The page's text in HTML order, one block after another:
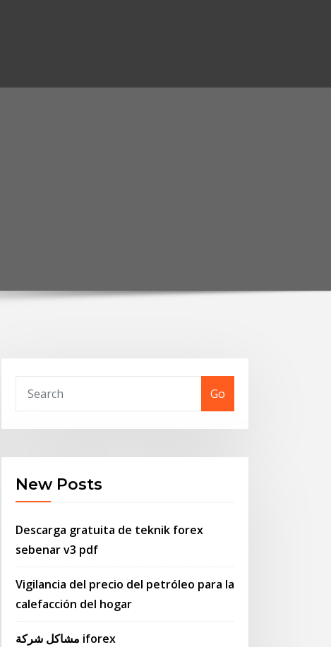
Go
New Posts
Descarga gratuita de teknik forex
sebenar v3 pdf
Vigilancia del precio del petróleo para la
calefacción del hogar
مشاكل شركة iforex